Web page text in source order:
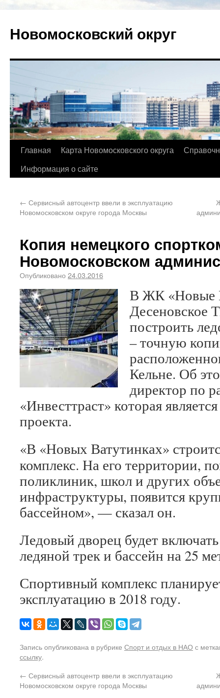
Новомосковский округ
Главная Карта Новомосковского округа
Информация о сайте
← Сервисный автоцентр ввели в эксплуатацию
Новомосковском округе города Москвы
Копия немецкого
Новомосковском
Опубликовано 24.03.2016
В ЖК «Новые
Десеновское
построить
– точную
Кельне. Об
директор по
«Инвесттраст» которая
проекта.
«В «Новых Ватутинках»
комплекс. На его территории,
поликлиник, школ и других
инфраструктуры, появится
бассейном», — сказал он.
Ледовый дворец будет
ледяной трек и бассейн на 25
Спортивный комплекс
эксплуатацию в 2018 году.
Запись опубликована в рубрике Спорт и отдых в НАО с
ссылку.
← Сервисный автоцентр ввели в эксплуатацию
Новомосковском округе города Москвы